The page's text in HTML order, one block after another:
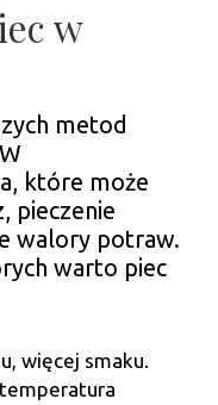
w
metod
które może
pieczenie
walory potraw.
warto piec
więcej smaku.